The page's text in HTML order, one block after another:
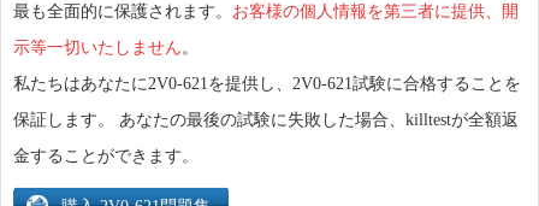
最も全面的に保護されます。 お客様の個人情報を第三者に提供、開
示等一切いたしません 。
私たちはあなたに2V0-621を提供し、2V0-621試験に合格することを
保証します。 あなたの最後の試験に失敗した場合、killtestが全額返
金することができます。